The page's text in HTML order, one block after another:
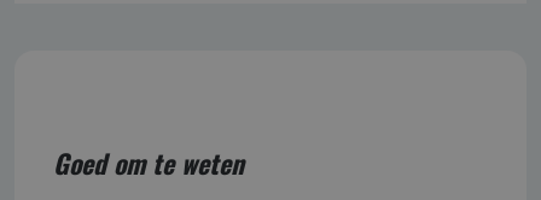
Goed om te weten